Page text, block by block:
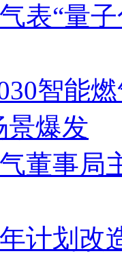
表“量
智能
景爆发
董事局
年计划